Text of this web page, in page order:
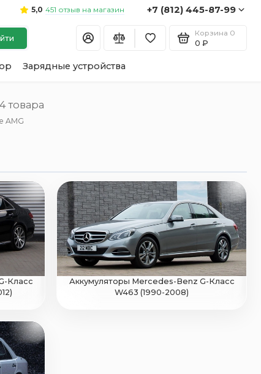
5,0 451 отзыв на магазин +7 (812) 445-87-99
Корзина 0
0 ₽
Зарядные устройства
товара
AMG
Класс
Аккумуляторы Mercedes-Benz G-Класс
W463 (1990-2008)